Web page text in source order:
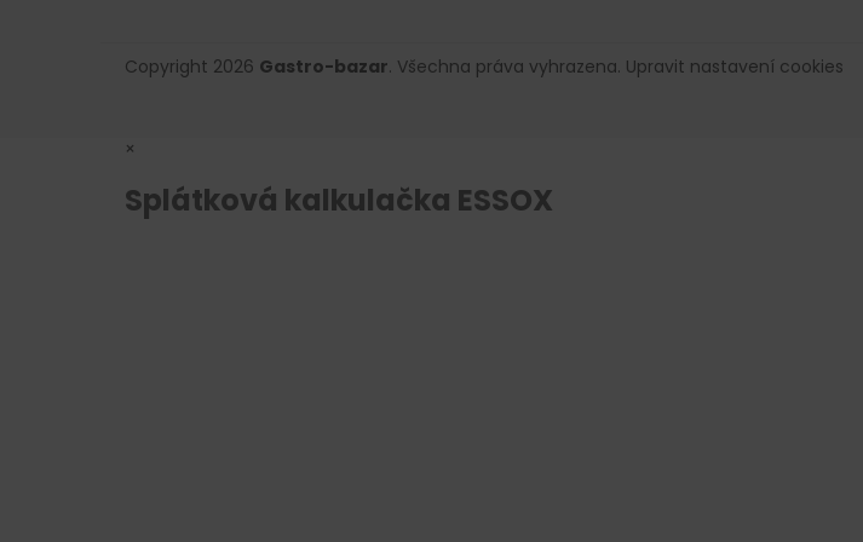
Copyright 2026 Gastro-bazar. Všechna práva vyhrazena. Upravit nastavení cookies
×
Splátková kalkulačka ESSOX